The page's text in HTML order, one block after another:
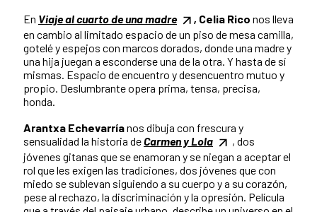
En Viaje al cuarto de una madre , Celia Rico nos lleva
en cambio al limitado espacio de un piso de mesa camilla,
gotelé y espejos con marcos dorados, donde una madre y
una hija juegan a esconderse una de la otra. Y hasta de sí
mismas. Espacio de encuentro y desencuentro mutuo y
propio. Deslumbrante opera prima, tensa, precisa,
honda.
Arantxa Echevarríanos dibuja con frescura y
sensualidad la historia deCarmen y Lola
, dos
jóvenes gitanas que se enamoran y se niegan a aceptar el
rol que les exigen las tradiciones, dos jóvenes que con
miedo se sublevan siguiendo a su cuerpo y a su corazón,
pese al rechazo, la discriminación y la opresión. Película